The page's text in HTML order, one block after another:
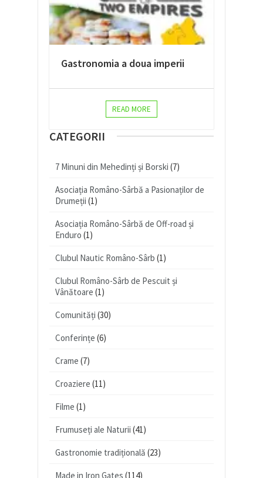
Gastronomia a doua imperii
READ MORE
CATEGORII
7 Minuni din Mehedinți și Borski (7)
Asociația Româno-Sârbă a Pasionaților de
Drumeții (1)
Asociația Româno-Sârbă de Off-road și
Enduro (1)
Clubul Nautic Româno-Sârb (1)
Clubul Româno-Sârb de Pescuit și
Vânătoare (1)
Comunități (30)
Conferințe (6)
Crame (7)
Croaziere (11)
Filme (1)
Frumuseți ale Naturii (41)
Gastronomie tradițională (23)
Made in Iron Gates (114)